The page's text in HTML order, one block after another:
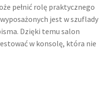
pełnić rolę praktycznego
jest w szuflady
Dzięki temu salon
w konsolę, która nie